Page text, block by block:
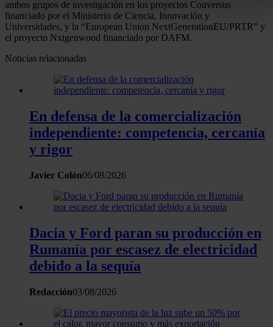
Obtenga más información sobre cómo se procesan sus
personales y establezca sus preferencias en lasección de
momento en la Declaración de cookies.
Las cookies de este sitio web se usan para personalizar el
analizar el tráfico. Además, compartimos información sobre
uso que haga del sitio web con nuestros partners de redes
sociales, publicidad y análisis web, quienes pueden
recopilado a partir del uso que haya hecho de sus servicios.
ambos grupos de investigación en los proyectos Conversus
financiado por el Ministerio de Ciencia, Innovación y
Universidades, y la “European Union NextGenerationEU/PRTR” y
el proyecto Nxtgenwood financiado por DAFM.
Noticias relacionadas
En defensa de la comercialización
independiente: competencia, cercanía
y rigor
Javier Colón06/08/2026
Dacia y Ford paran su producción en
Rumanía por escasez de electricidad
debido a la sequía
Redacción03/08/2026